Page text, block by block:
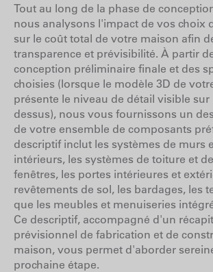
Tout au long de la phase de
nous analysons l'impact de vos choix
sur le coût total de votre maison afin
transparence et prévisibilité. À partir
conception préliminaire finale et des
choisies (lorsque le modèle 3D de
présente le niveau de détail visible
dessus), nous vous fournissons un
de votre ensemble de composants
descriptif inclut les systèmes de murs
intérieurs, les systèmes de toiture et
fenêtres, les portes intérieures et
revêtements de sol, les bardages, les
que les meubles et menuiseries
Ce descriptif, accompagné d'un
prévisionnel de fabrication et de
maison, vous permet d'aborder
prochaine étape.